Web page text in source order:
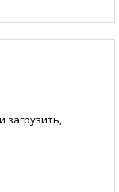
загрузить,